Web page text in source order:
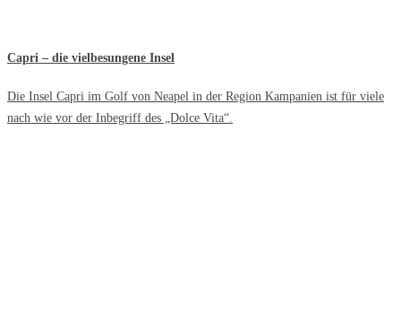
Capri – die vielbesungene Insel
Die Insel Capri im Golf von Neapel in der Region Kampanien ist für viele
nach wie vor der Inbegriff des „Dolce Vita“.